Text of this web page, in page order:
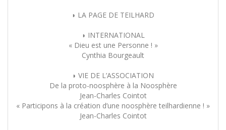
◗ LA PAGE DE TEILHARD
◗ INTERNATIONAL
« Dieu est une Personne ! »
Cynthia Bourgeault
◗ VIE DE L’ASSOCIATION
De la proto-noosphère à la Noosphère
Jean-Charles Cointot
« Participons à la création d’une noosphère teilhardienne ! »
Jean-Charles Cointot